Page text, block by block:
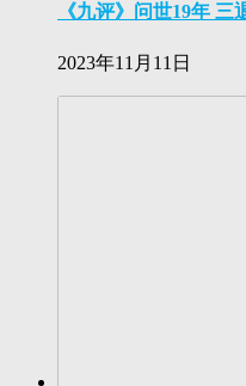
《九评》问世19年 三
2023年11月11日